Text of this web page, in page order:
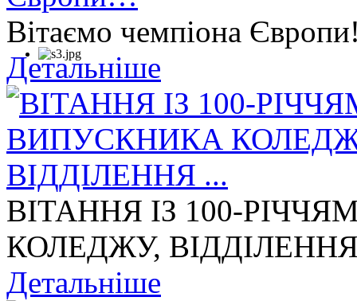
Вітаємо чемпіона
Детальніше
ВІТАННЯ ІЗ 100-
КОЛЕДЖУ,
Детальніше